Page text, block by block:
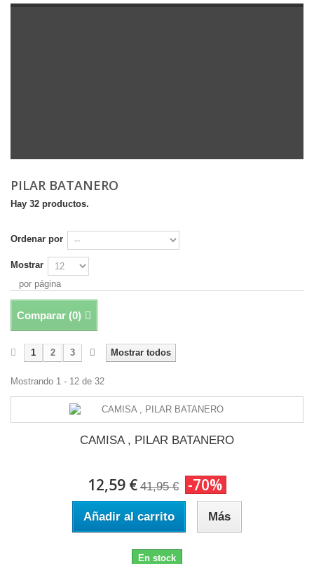
PILAR BATANERO
Hay 32 productos.
Ordenar por
Mostrar
por página
Comparar (0)
Mostrar todos
1 2 3
Mostrando 1 - 12 de 32
CAMISA , PILAR BATANERO
12,59 € 41,95 € -70%
Añadir al carrito Más
En stock